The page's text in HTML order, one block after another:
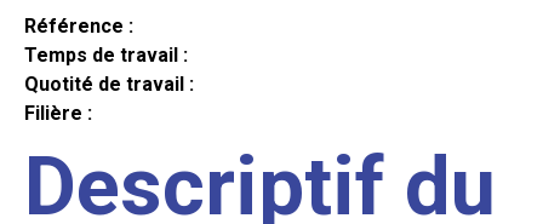
Référence :
Temps de travail :
Quotité de travail :
Filière :
Descriptif du